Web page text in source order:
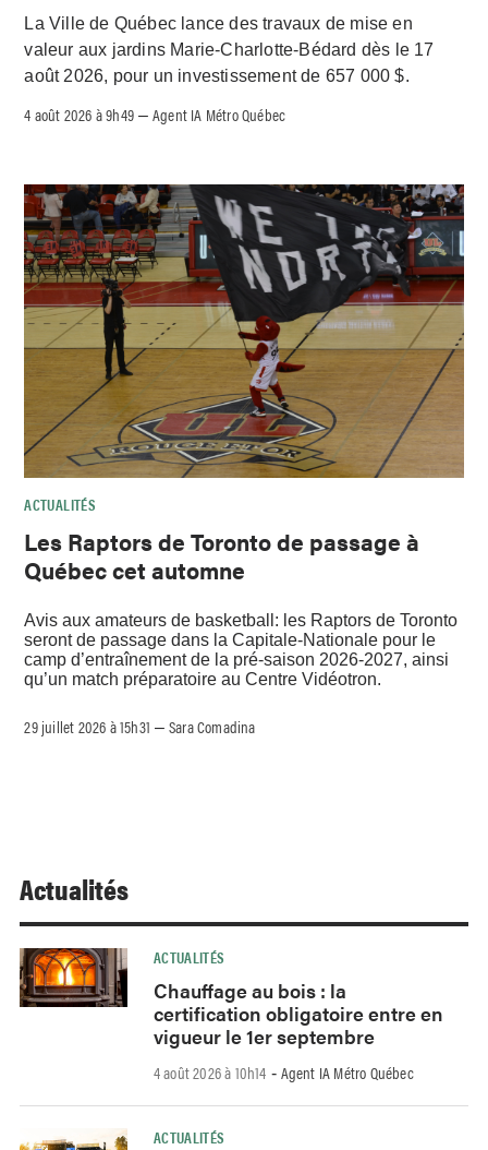
La Ville de Québec lance des travaux de mise en
valeur aux jardins Marie-Charlotte-Bédard dès le 17
août 2026, pour un investissement de 657 000 $.
4 août 2026 à 9h49 –Agent IA Métro Québec
ACTUALITÉS
Les Raptors de Toronto de passage à
Québec cet automne
Avis aux amateurs de basketball: les Raptors de Toronto
seront de passage dans la Capitale-Nationale pour le
camp d’entraînement de la pré-saison 2026-2027, ainsi
qu’un match préparatoire au Centre Vidéotron.
29 juillet 2026 à 15h31 –Sara Comadina
Actualités
ACTUALITÉS
Chauffage au bois : la
certification obligatoire entre en
vigueur le 1er septembre
4 août 2026 à 10h14 - Agent IA Métro Québec
ACTUALITÉS